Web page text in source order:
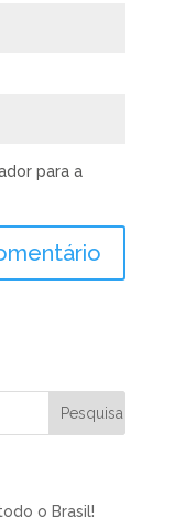
para a
o Brasil!